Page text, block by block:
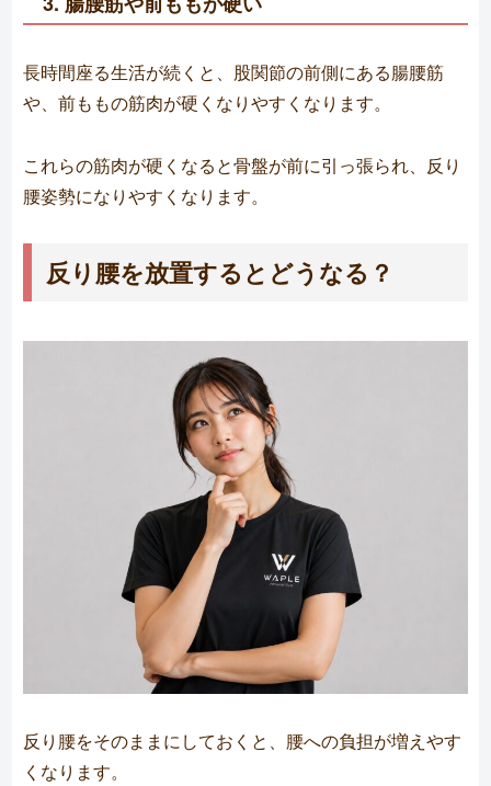
長時間座る生活が続くと、股関節の前側にある腸腰筋
や、前ももの筋肉が硬くなりやすくなります。
これらの筋肉が硬くなると骨盤が前に引っ張られ、反り
腰姿勢になりやすくなります。
反り腰を放置するとどうなる？
反り腰をそのままにしておくと、腰への負担が増えやす
くなります。